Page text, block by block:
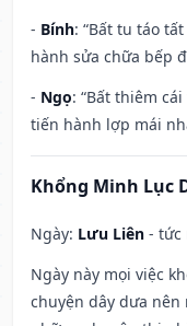
- Bính: “Bất tu táo
hành sửa chữa bếp
- Ngọ: “Bất thiêm
tiến hành lợp mái
Khổng Minh Lục
Ngày: Lưu Liên - tức
Ngày này mọi việc
chuyện dây dưa